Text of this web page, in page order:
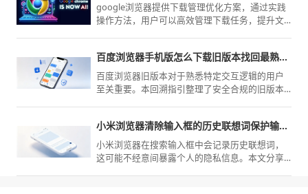
google浏览器提供下载管理优化方案，通过实践
操作方法，用户可以高效管理下载任务，提升文
百度浏览器手机版怎么下载旧版本找回最熟悉的操作
百度浏览器旧版本对于熟悉特定交互逻辑的用户
至关重要。本回溯指引整理了安全合规的旧版本
小米浏览器清除输入框的历史联想词保护输入隐私
小米浏览器在搜索输入框中会记录历史联想词，
这可能不经意间暴露个人的隐私信息。本文分享